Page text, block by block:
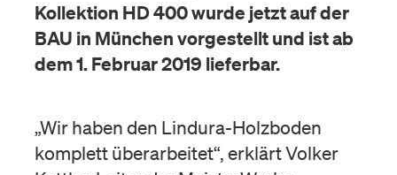
Kollektion HD 400 wurde jetzt auf der
BAU in München vorgestellt und ist ab
dem 1. Februar 2019 lieferbar.
„Wir haben den Lindura-Holzboden
komplett überarbeitet“, erklärt Volker